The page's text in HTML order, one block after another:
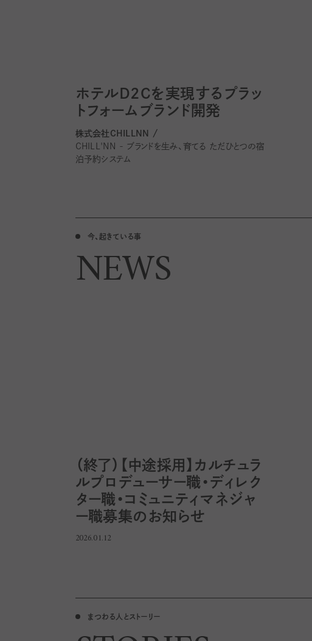
ホテルD2Cを実現するプラッ
トフォームブランド開発
株式会社CHILLNN /
CHILL'NN - ブランドを生み、育てる ただひとつの宿
泊予約システム
今、起きている事
NEWS
（終了）【中途採用】カルチュラ
ルプロデューサー職・ディレク
ター職・コミュニティマネジャ
ー職募集のお知らせ
2026.01.12
まつわる人とストーリー